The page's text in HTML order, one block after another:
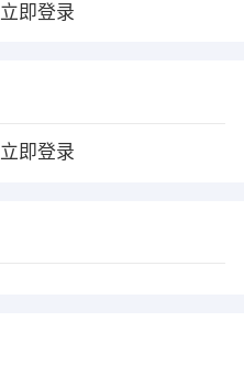
立即登录
立即登录